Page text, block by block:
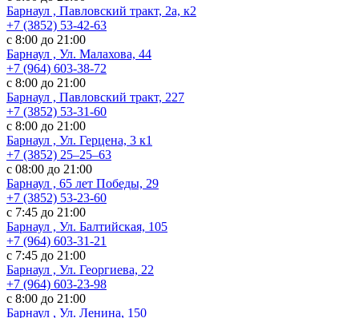
Барнаул , Павловский тракт, 2а, к2
+7 (3852) 53-42-63
с 8:00 до 21:00
Барнаул , Ул. Малахова, 44
+7 (964) 603-38-72
с 8:00 до 21:00
Барнаул , Павловский тракт, 227
+7 (3852) 53-31-60
с 8:00 до 21:00
Барнаул , Ул. ​Герцена, 3 к1
+7 (3852) 25‒25‒63
с 08:00 до 21:00
Барнаул , 65 лет Победы, 29
+7 (3852) 53-23-60
с 7:45 до 21:00
Барнаул , Ул. Балтийская, 105
+7 (964) 603-31-21
с 7:45 до 21:00
Барнаул , Ул. Георгиева, 22
+7 (964) 603-23-98
с 8:00 до 21:00
Барнаул , Ул. Ленина, 150